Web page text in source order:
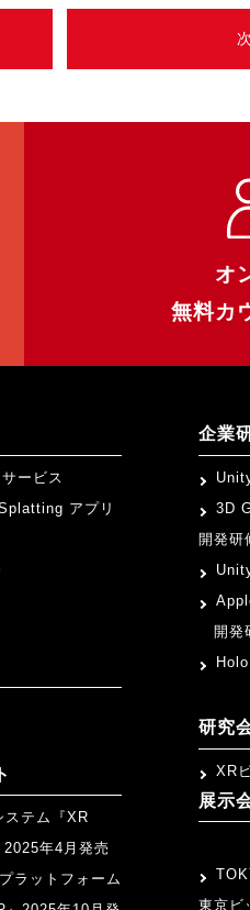
オ
無料カ
ービス
アプリ
テム『XR
年4月発売
ラットフォーム
企業
3D
開発研
開発
研究
XR
展示
東京ビ